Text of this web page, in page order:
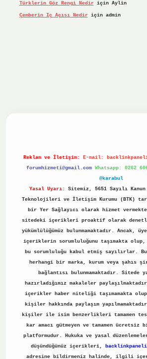
Türklerin Göz Rengi Nediriçin Aylin
Çemberin Iç Açısı Nediriçin admin
Reklam ve İletişim: E-mail:
forumhizmeti@gmail.com Whatsapp: 0262
@karabul
Yasal Uyarı:
Sitemiz, 5651 Sayılı
Teknolojileri ve İletişim Kurumu (BTK)
bir Yer Sağlayıcı olarak hizmet
sitedeki içerikleri proaktif olarak
yükümlülüğümüz bulunmamaktadır. Ancak,
içeriklerin sorumluluğunu taşımakta
bu sorumluluğu kabul etmiş sayılırlar.
herhangi bir marka, kurum veya
bağlantısı bulunmamaktadır. Sitede
hazırladığımız makaleler
içerikler haber niteliği taşımamakta
kişiler hakkında paylaşım
kişiler ile isim benzerlikleri tamamen
kar amacı gütmeyen ve tamamen
platformudur. Hukuka ve yasal
düşündüğünüz içerikleri,
adresine bildirmeniz halinde, ilgili